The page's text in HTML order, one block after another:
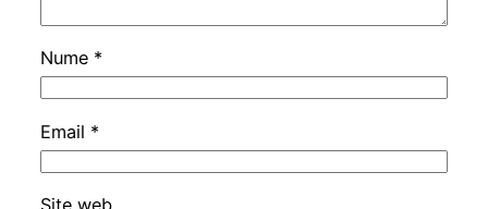
Nume *
Email *
Site web